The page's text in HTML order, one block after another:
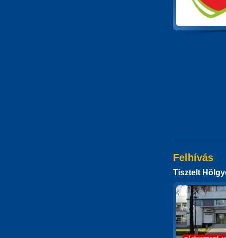
Felhívás
Tisztelt